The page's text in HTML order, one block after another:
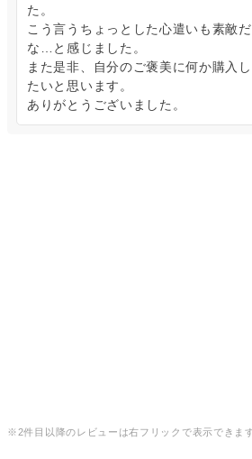
た。
こう言うちょっとした心遣いも素敵だ
な…と感じました。
また是非、自分のご褒美に何か購入し
たいと思います。
ありがとうございました。